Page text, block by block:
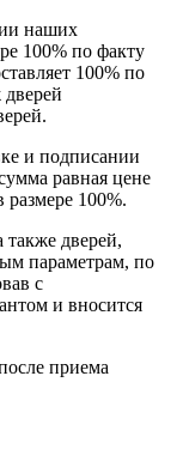
наших
100% по факту
100% по
и подписании
равная цене
размере 100%.
также дверей,
параметрам, по
с
и вносится
приема